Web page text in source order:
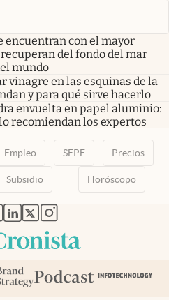
encuentran con el mayor
del fondo del mar
mundo
vinagre en las esquinas de la
y para qué sirve hacerlo
envuelta en papel aluminio:
recomiendan los expertos
Empleo SEPE Precios
Subsidio Horóscopo
en nueva pestaña
abre en nueva pestaña
abre en nueva pestaña
abre en nueva pestaña
abre en nueva pestaña